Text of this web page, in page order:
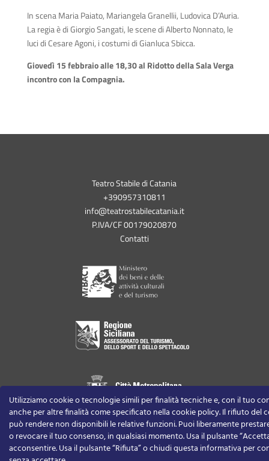
In scena Maria Paiato, Mariangela Granellii, Ludovica D’Auria.
La regia è di Giorgio Sangati, le scene di Alberto Nonnato, le
luci di Cesare Agoni, i costumi di Gianluca Sbicca.
Giovedì 15 febbraio alle 18,30 al Ridotto della Sala Verga
incontro con la Compagnia.
Teatro Stabile di Catania
+390957310811
info@teatrostabilecatania.it
P.IVA/CF 00179020870
Contatti
Utilizziamo cookie o tecnologie simili per finalità tecniche e, con il tuo
anche per altre finalità come specificato nella cookie policy. Il rifiuto del
può rendere non disponibili le relative funzioni.Puoi liberamente
o revocare il tuo consenso, in qualsiasi momento.Usa il pulsante
acconsentire. Usa il pulsante “Rifiuta” o chiudi questa informativa per